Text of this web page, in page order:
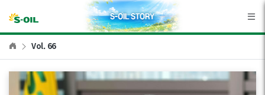
Vol. 66